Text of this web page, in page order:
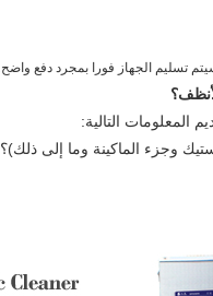
المعلومات التالية:
وجزء الماكينة وما إلى ذلك)؟